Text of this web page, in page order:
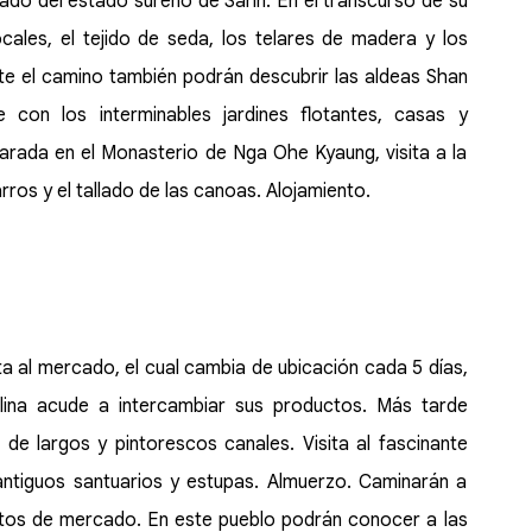
el tejido de seda, los telares de madera y los
el camino también podrán descubrir las aldeas Shan
los interminables jardines flotantes, casas y
en el Monasterio de Nga Ohe Kyaung, visita a la
y el tallado de las canoas. Alojamiento.
al mercado, el cual cambia de ubicación cada 5 días,
acude a intercambiar sus productos. Más tarde
largos y pintorescos canales. Visita al fascinante
santuarios y estupas. Almuerzo. Caminarán a
de mercado. En este pueblo podrán conocer a las